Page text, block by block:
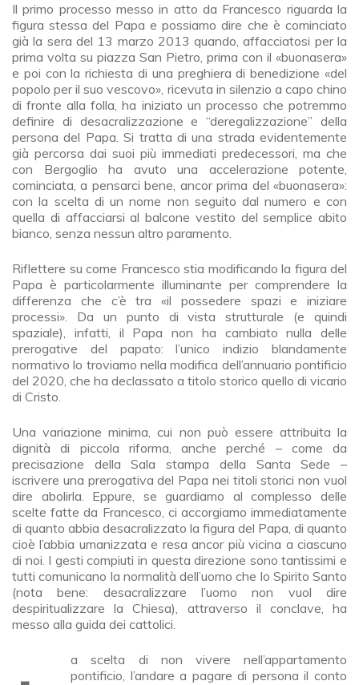
Il primo processo messo in atto da Francesco riguarda la
figura stessa del Papa e possiamo dire che è cominciato
già la sera del 13 marzo 2013 quando, affacciatosi per la
prima volta su piazza San Pietro, prima con il «buonasera»
e poi con la richiesta di una preghiera di benedizione «del
popolo per il suo vescovo», ricevuta in silenzio a capo chino
di fronte alla folla, ha iniziato un processo che potremmo
definire di desacralizzazione e “deregalizzazione” della
persona del Papa. Si tratta di una strada evidentemente
già percorsa dai suoi più immediati predecessori, ma che
con Bergoglio ha avuto una accelerazione potente,
cominciata, a pensarci bene, ancor prima del «buonasera»:
con la scelta di un nome non seguito dal numero e con
quella di affacciarsi al balcone vestito del semplice abito
bianco, senza nessun altro paramento.
Riflettere su come Francesco stia modificando la figura del
Papa è particolarmente illuminante per comprendere la
differenza che c’è tra «il possedere spazi e iniziare
processi». Da un punto di vista strutturale (e quindi
spaziale), infatti, il Papa non ha cambiato nulla delle
prerogative del papato: l’unico indizio blandamente
normativo lo troviamo nella modifica dell’annuario pontificio
del 2020, che ha declassato a titolo storico quello di vicario
di Cristo.
Una variazione minima, cui non può essere attribuita la
dignità di piccola riforma, anche perché – come da
precisazione della Sala stampa della Santa Sede –
iscrivere una prerogativa del Papa nei titoli storici non vuol
dire abolirla. Eppure, se guardiamo al complesso delle
scelte fatte da Francesco, ci accorgiamo immediatamente
di quanto abbia desacralizzato la figura del Papa, di quanto
cioè l’abbia umanizzata e resa ancor più vicina a ciascuno
di noi. I gesti compiuti in questa direzione sono tantissimi e
tutti comunicano la normalità dell’uomo che lo Spirito Santo
(nota bene: desacralizzare l’uomo non vuol dire
despiritualizzare la Chiesa), attraverso il conclave, ha
messo alla guida dei cattolici.
pontificio, l’andare a pagare di persona il conto